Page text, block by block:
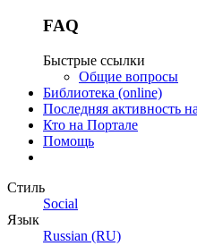
FAQ
Быстрые ссылки
Общие вопросы
Библиотека (online)
Последняя активность
Кто на Портале
Помощь
Стиль
Social
Язык
Russian (RU)